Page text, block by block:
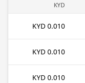
KYD
0.010 KYD
0.010 KYD
0.010 KYD